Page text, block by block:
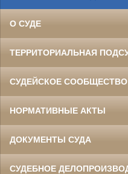
О СУДЕ
ТЕРРИТОРИАЛЬНАЯ
СУДЕЙСКОЕ СООБЩЕСТВО
НОРМАТИВНЫЕ АКТЫ
ДОКУМЕНТЫ СУДА
СУДЕБНОЕ